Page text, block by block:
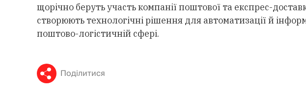
щорічно беруть участь компанії поштової та експрес-
створюють технологічні рішення для автоматизації й
поштово-логістичній сфері.
Поділитися